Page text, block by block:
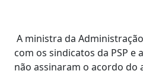
A ministra da
com os sindicatos da PSP e
não assinaram o acordo do